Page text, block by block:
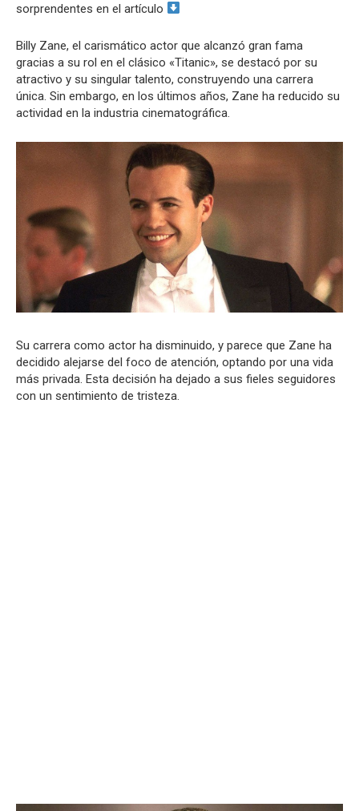
sorprendentes en el artículo
Billy Zane, el carismático actor que alcanzó gran fama
gracias a su rol en el clásico «Titanic», se destacó por su
atractivo y su singular talento, construyendo una carrera
única. Sin embargo, en los últimos años, Zane ha reducido su
actividad en la industria cinematográfica.
Su carrera como actor ha disminuido, y parece que Zane ha
decidido alejarse del foco de atención, optando por una vida
más privada. Esta decisión ha dejado a sus fieles seguidores
con un sentimiento de tristeza.